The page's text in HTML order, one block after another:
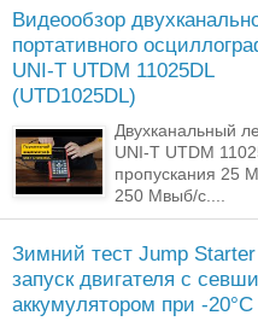
Видеообзор
портативного
UNI-T UTDM 11025DL
(UTD1025DL)
Двухканальный
UNI-T UTDM
пропускания 25
250 Мвыб/с....
Зимний тест Jump
запуск двигателя с
аккумулятором при -20°C